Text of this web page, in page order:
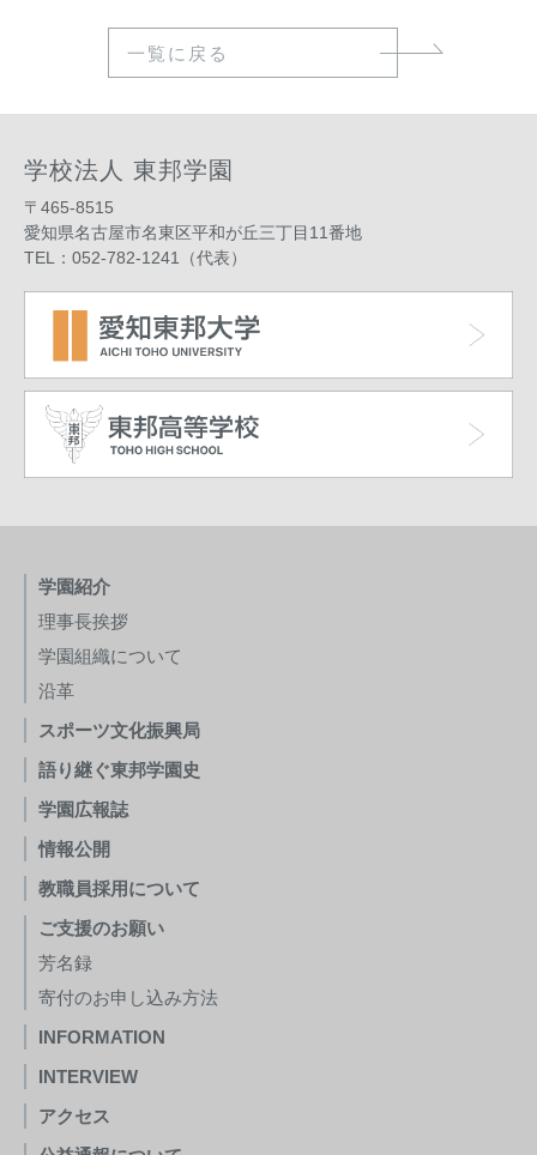
一覧に戻る
学校法人 東邦学園
〒465-8515
愛知県名古屋市名東区平和が丘三丁目11番地
TEL：052-782-1241（代表）
学園紹介
理事長挨拶
学園組織について
沿革
スポーツ文化振興局
語り継ぐ東邦学園史
学園広報誌
情報公開
教職員採用について
ご支援のお願い
芳名録
寄付のお申し込み方法
INFORMATION
INTERVIEW
アクセス